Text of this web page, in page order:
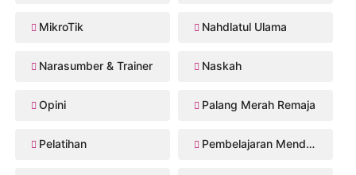
MikroTik Nahdlatul Ulama
Narasumber & Trainer Naskah
Opini Palang Merah Remaja
Pelatihan Pembelajaran Mendalam